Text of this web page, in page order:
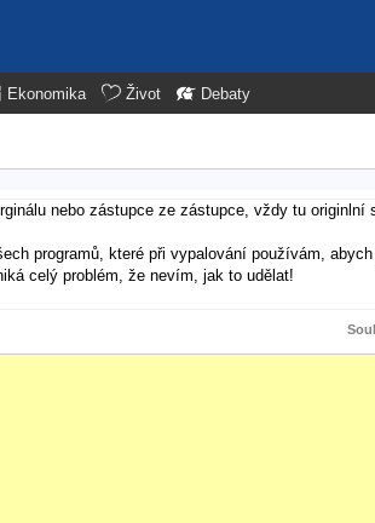
Ekonomika Život Debaty
nebo zástupce ze zástupce, vždy tu
programů, které při vypalování používám,
celý problém, že nevím, jak to udělat!